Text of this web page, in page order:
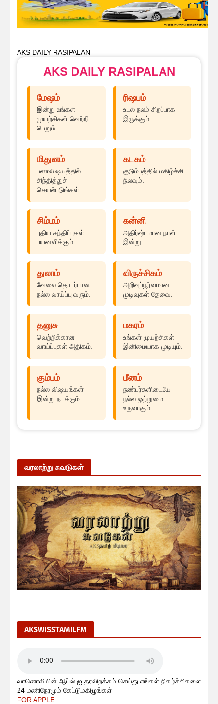
AKS DAILY RASIPALAN
AKS DAILY RASIPALAN
மேஷம்
இன்று உங்கள்
முயற்சிகள் வெற்றி
பெறும்.
ரிஷபம்
உடல் நலம் சிறப்பாக
இருக்கும்.
மிதுனம்
பணவிஷயத்தில்
சிந்தித்துச்
செயல்படுங்கள்.
கடகம்
குடும்பத்தில் மகிழ்ச்சி
நிலவும்.
சிம்மம்
புதிய சந்திப்புகள்
பயனளிக்கும்.
கன்னி
அதிர்ஷ்டமான நாள்
இன்று.
துலாம்
வேலை தொடர்பான
நல்ல வாய்ப்பு வரும்.
விருச்சிகம்
அறிவுப்பூர்வமான
முடிவுகள் தேவை.
தனுசு
வெற்றிக்கான
வாய்ப்புகள் அதிகம்.
மகரம்
உங்கள் முயற்சிகள்
இனிமையாக முடியும்.
கும்பம்
நல்ல விஷயங்கள்
இன்று நடக்கும்.
மீனம்
நண்பர்களிடையே
நல்ல ஒற்றுமை
உருவாகும்.
வரலாற்று சுவடுகள்
AKSWISSTAMILFM
வானொலியின் ஆப்ஸ் ஐ தரவிறக்கம் செய்து எங்கள் நிகழ்ச்சிகளை
24 மணிநேரமும் கேட்டுமகிழுங்கள்
FOR APPLE